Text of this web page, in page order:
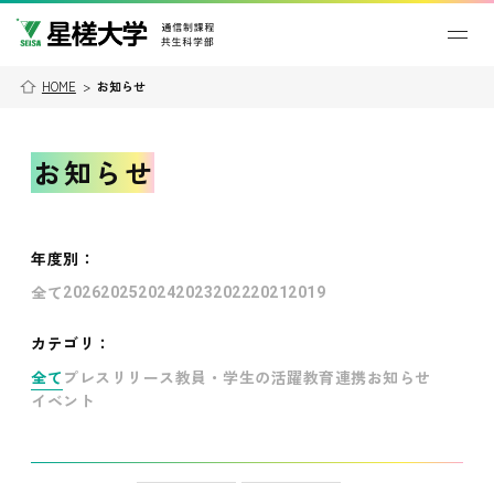
HOME > お知らせ
お知らせ
年度別 ：
全て202620252024202320222021 2019
カテゴリ：
全て プレスリリース教員・学生の活躍教育連携お知らせ
イベント